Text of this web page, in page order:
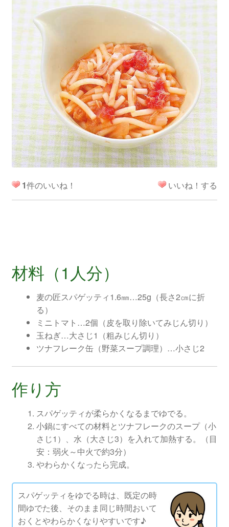
1件のいいね！ いいね！する
材料（1人分）
麦の匠スパゲッティ1.6㎜…25g（長さ2㎝に折
る）
ミニトマト…2個（皮を取り除いてみじん切り）
玉ねぎ…大さじ1（粗みじん切り）
ツナフレーク缶（野菜スープ調理）…小さじ2
作り方
スパゲッティが柔らかくなるまでゆでる。
小鍋にすべての材料とツナフレークのスープ（小
さじ1）、水（大さじ3）を入れて加熱する。（目
安：弱火～中火で約3分）
やわらかくなったら完成。
スパゲッティをゆでる時は、既定の時
間ゆでた後、そのまま同じ時間おいて
おくとやわらかくなりやすいです♪